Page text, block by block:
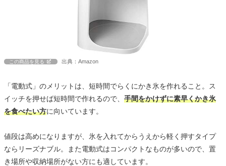
この商品を見る 出典：Amazon
「電動式」のメリットは、短時間でらくにかき氷を作れること。ス
イッチを押せば短時間で作れるので、 手間をかけずに素早くかき氷
を食べたい方に向いています。
値段は高めになりますが、氷を入れてからうえから軽く押すタイプ
ならリーズナブル。また電動式はコンパクトなものが多いので、置
き場所や収納場所がない方にも適しています。